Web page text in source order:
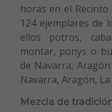
horas en el
124 ejemplares de
ellos potros,
montar, ponys o
de Navarra,
Navarra, Aragón, La
Mezcla de